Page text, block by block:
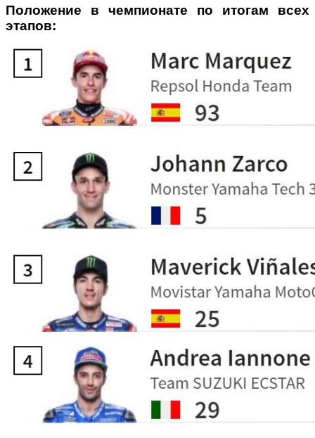
Положение в чемпионате по итогам всех
этапов: